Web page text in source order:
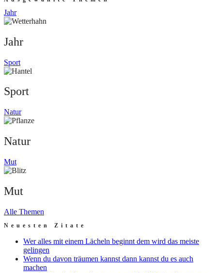
Jahr
Jahr
Sport
Sport
Natur
Natur
Mut
Mut
Alle Themen
Neuesten Zitate
Wer alles mit einem Lächeln beginnt dem wird das meiste
gelingen
Wenn du davon träumen kannst dann kannst du es auch
machen